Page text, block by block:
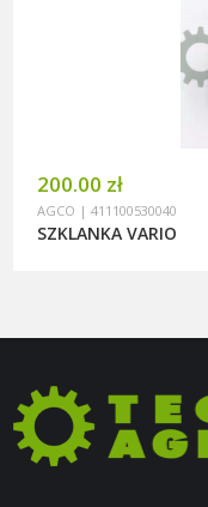
200.00 zł
AGCO | 411100530040
SZKLANKA VARIO